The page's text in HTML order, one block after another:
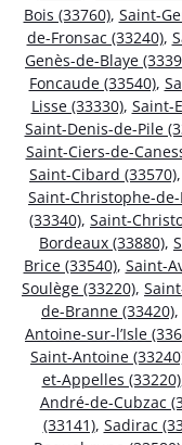
Bois (33760), Saint-
de-Fronsac (33240),
Genès-de-Blaye
Foncaude (33540),
Lisse (33330), Saint-
Saint-Denis-de-Pile
Saint-Ciers-de-
Saint-Cibard (33570),
Saint-Christophe-
(33340), Saint-
Bordeaux (33880),
Brice (33540), Saint-
Soulège (33220),
de-Branne (33420),
Antoine-sur-l’Isle
Saint-Antoine
et-Appelles (33220)
André-de-Cubzac
(33141), Sadirac